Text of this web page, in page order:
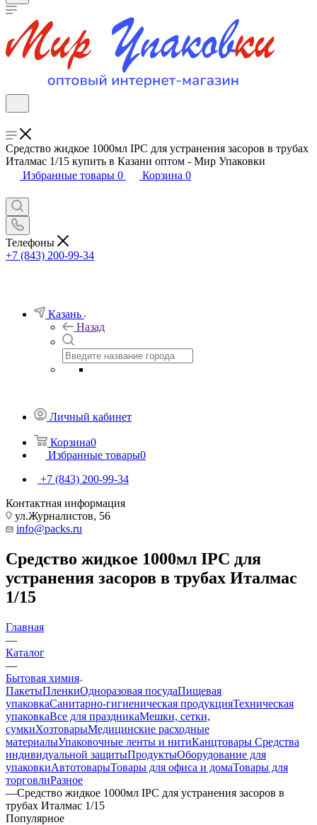
Средство жидкое 1000мл IPC для устранения засоров в трубах
Италмас 1/15 купить в Казани оптом - Мир Упаковки
Избранные товары 0 Корзина 0
Телефоны
+7 (843) 200-99-34
Казань
Назад
Личный кабинет
Корзина0
Избранные товары0
+7 (843) 200-99-34
Контактная информация
ул.Журналистов, 56
info@packs.ru
Средство жидкое 1000мл IPC для
устранения засоров в трубах Италмас
1/15
Главная
—
Каталог
—
Бытовая химия
ПакетыПленкиОдноразовая посудаПищевая
упаковкаСанитарно-гигиеническая продукцияТехническая
упаковкаВсе для праздникаМешки, сетки,
сумкиХозтоварыМедицинские расходные
материалыУпаковочные ленты и нитиКанцтовары Средства
индивидуальной защитыПродуктыОборудование для
упаковкиАвтотоварыТовары для офиса и домаТовары для
торговлиРазное
—Средство жидкое 1000мл IPC для устранения засоров в
трубах Италмас 1/15
Популярное